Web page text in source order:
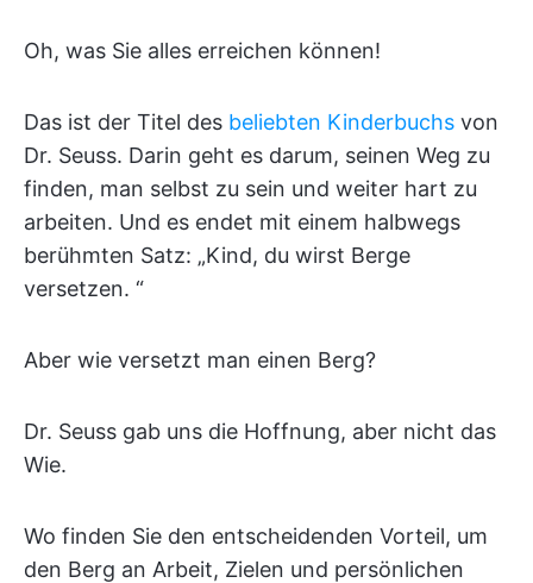
Oh, was Sie alles erreichen können!
Das ist der Titel des beliebten Kinderbuchs von
Dr. Seuss. Darin geht es darum, seinen Weg zu
finden, man selbst zu sein und weiter hart zu
arbeiten. Und es endet mit einem halbwegs
berühmten Satz: „Kind, du wirst Berge
versetzen. “
Aber wie versetzt man einen Berg?
Dr. Seuss gab uns die Hoffnung, aber nicht das
Wie.
Wo finden Sie den entscheidenden Vorteil, um
den Berg an Arbeit, Zielen und persönlichen